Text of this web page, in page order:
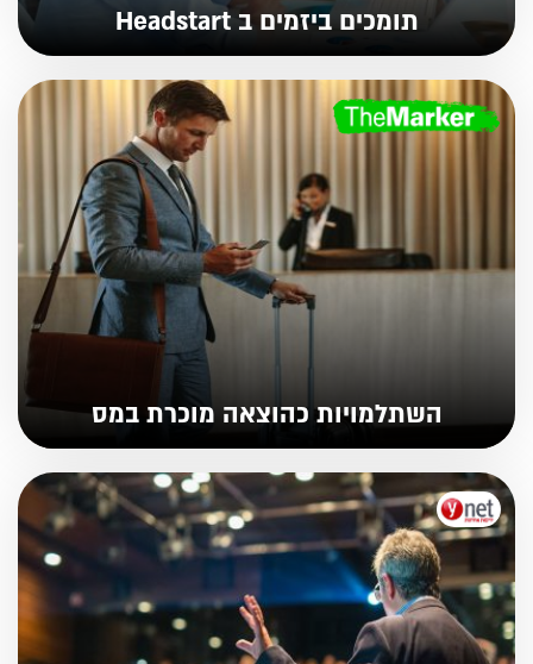
תומכים ביזמים ב Headstart
השתלמויות כהוצאה מוכרת במס